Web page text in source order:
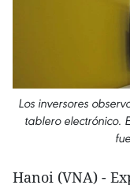
Los inversores
tablero electrónico.
Hanoi (VNA) -